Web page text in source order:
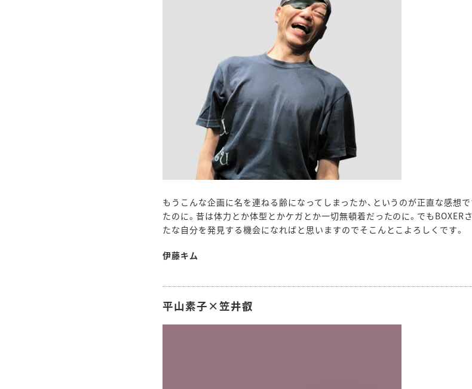
もうこんな企画に名を連ねる齢になってしまったか、というのが正直な感想
たのに。昔は体力とか体型とかケガとか一切無頓着だったのに。でもBOXER
たな自分を発見する機会になればと思いますのでそこんとこよろしくです。
伊藤キム
平山素子×笠井叡